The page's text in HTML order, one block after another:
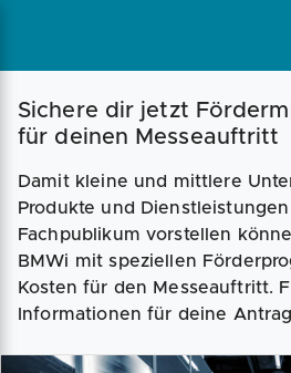
Magazin
Sichere dir jetzt
für deinen Messeauftritt
Damit kleine und mittlere
Produkte und
Fachpublikum vorstellen
BMWi mit speziellen
Kosten für den Messeauftritt.
Informationen für deine